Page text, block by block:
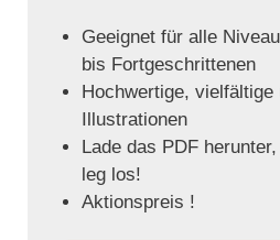
Geeignet für alle
bis Fortgeschrittenen
Hochwertige,
Illustrationen
Lade das PDF
leg los!
Aktionspreis !